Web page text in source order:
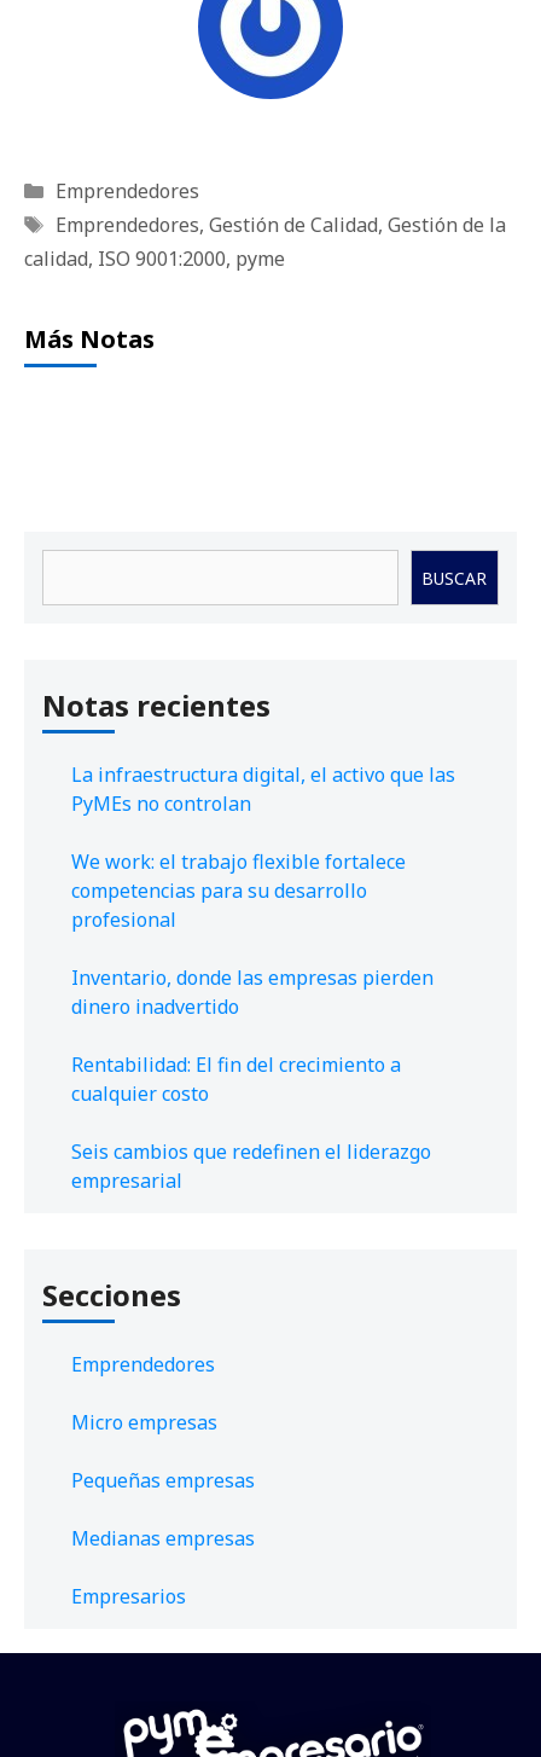
Categorías
Emprendedores
Etiquetas
Emprendedores, Gestión de Calidad, Gestión de la
calidad, ISO 9001:2000, pyme
Más Notas
BUSCAR
Notas recientes
La infraestructura digital, el activo que las
PyMEs no controlan
We work: el trabajo flexible fortalece
competencias para su desarrollo
profesional
Inventario, donde las empresas pierden
dinero inadvertido
Rentabilidad: El fin del crecimiento a
cualquier costo
Seis cambios que redefinen el liderazgo
empresarial
Secciones
Emprendedores
Micro empresas
Pequeñas empresas
Medianas empresas
Empresarios